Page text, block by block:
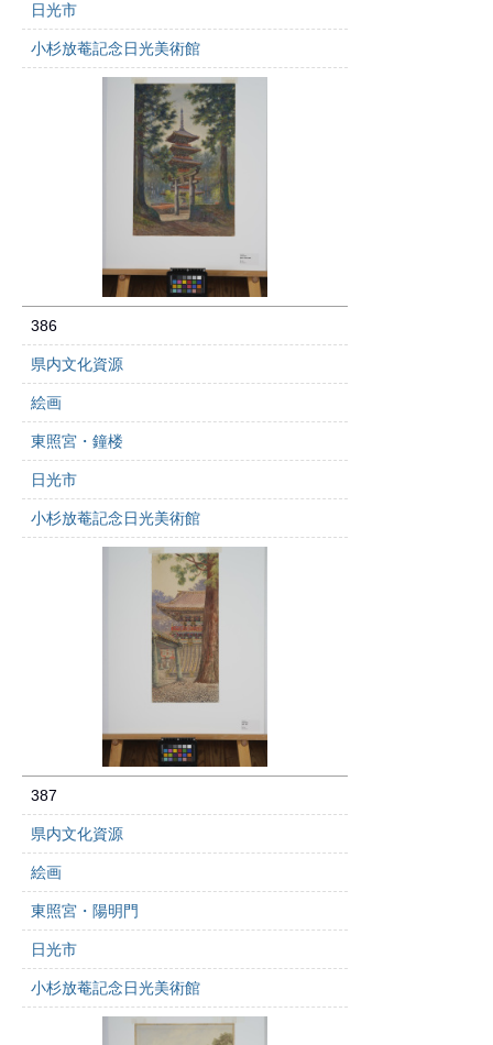
日光市
小杉放菴記念日光美術館
386
県内文化資源
絵画
東照宮・鐘楼
日光市
小杉放菴記念日光美術館
387
県内文化資源
絵画
東照宮・陽明門
日光市
小杉放菴記念日光美術館